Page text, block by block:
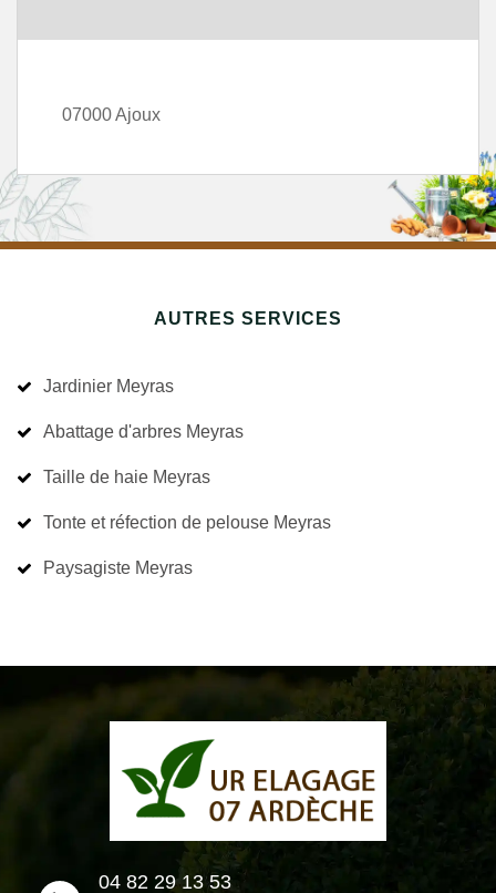
07000 Ajoux
AUTRES SERVICES
Jardinier Meyras
Abattage d'arbres Meyras
Taille de haie Meyras
Tonte et réfection de pelouse Meyras
Paysagiste Meyras
04 82 29 13 53